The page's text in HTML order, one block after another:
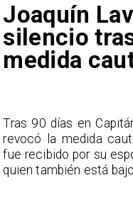
Joaquín
silencio
medida
Tras 90 días en
revocó la medida
fue recibido por su
quien también está